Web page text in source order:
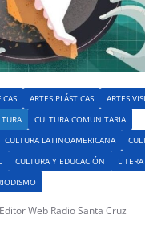
ARTES PLÁSTICAS
ARTES
CULTURA COMUNITARIA
CULTURA LATINOAMERICANA
CULTURA Y EDUCACIÓN
Editor Web Radio Santa Cruz